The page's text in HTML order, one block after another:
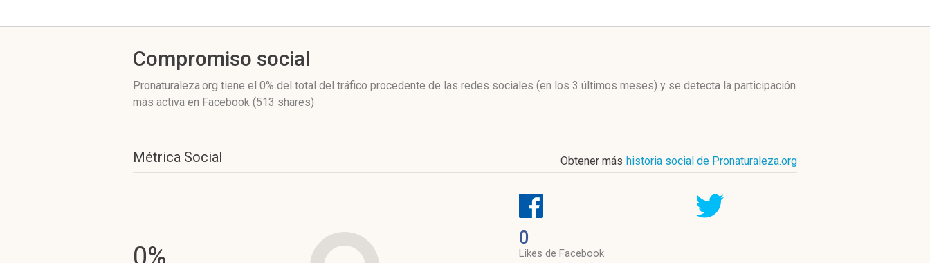
Compromiso social
Pronaturaleza.org tiene el 0% del total del tráfico procedente de las redes sociales (en los 3 últimos meses) y se detecta la participación
más activa en Facebook (513 shares)
Métrica Social Obtener más historia social de Pronaturaleza.org
0%
0
Likes de Facebook